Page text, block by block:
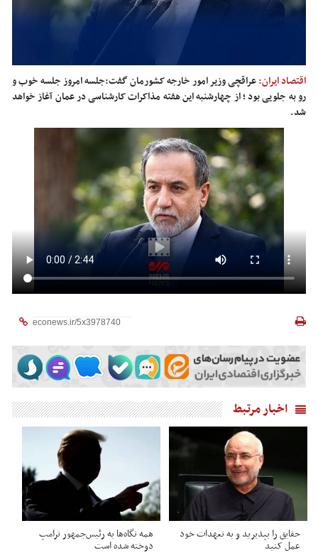
اقتصاد ایران:عراقچی وزیر امور خارجه کشورمان گفت:جلسه امروز جلسه خوب و
رو به جلویی بود ؛ از چهارشنبه این هفته مذاکرات کارشناسی در عمان آغاز خواهد
شد.
اخبار مرتبط
حقایق را بپذیرید و به تعهدات خود
عمل کنید
همه نگاه‌ها به رئیس‌جمهور ترامپ
دوخته شده است